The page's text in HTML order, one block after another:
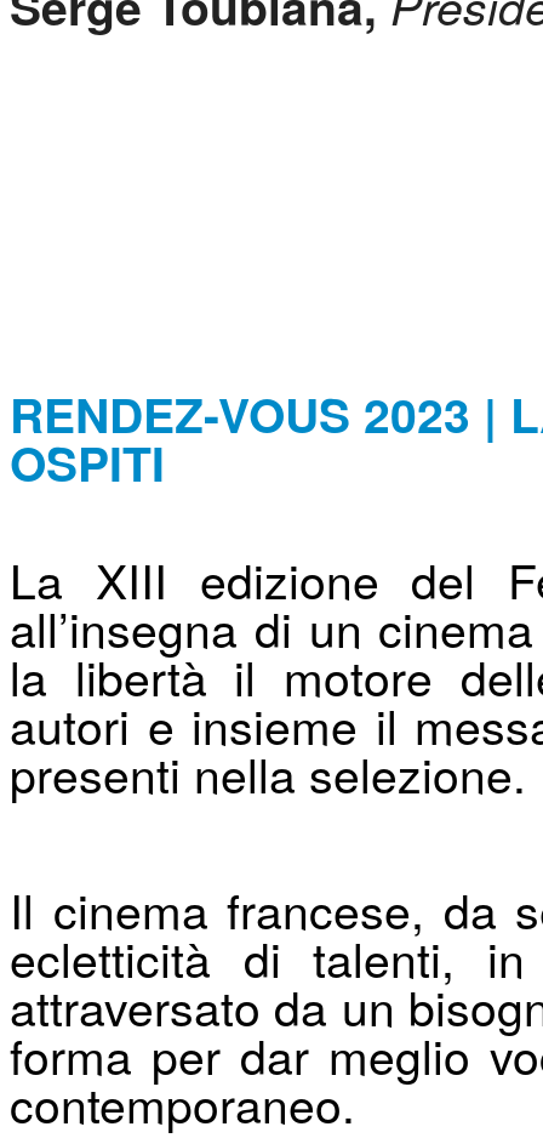
RENDEZ-VOUS 2023 |
OSPITI
La XIII edizione del
all’insegna di un
la libertà il motore
autori e insieme il
presenti nella selezione.
Il cinema francese, da
ecletticità di talenti,
attraversato da un
forma per dar meglio
contemporaneo.